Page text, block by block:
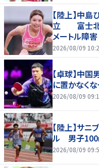
【陸上】中
立 富士北
メートル障害
2026/08/09
【卓球】中
に置かなく
2026/08/09
【陸上】サ
ル 男子
2026/08/09